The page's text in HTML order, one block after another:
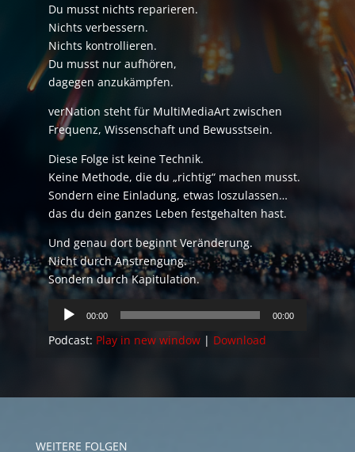
Du musst nichts reparieren.
Nichts verbessern.
Nichts kontrollieren.
Du musst nur aufhören,
dagegen anzukämpfen.
verNation steht für MultiMediaArt zwischen
Frequenz, Wissenschaft und Bewusstsein.
Diese Folge ist keine Technik.
Keine Methode, die du „richtig“ machen musst.
Sondern eine Einladung, etwas loszulassen…
das du dein ganzes Leben festgehalten hast.
Und genau dort beginnt Veränderung.
Nicht durch Anstrengung.
Sondern durch Kapitulation.
Audio
Player
00:00 00:00
Podcast: Play in new window| Download
WEITERE FOLGEN